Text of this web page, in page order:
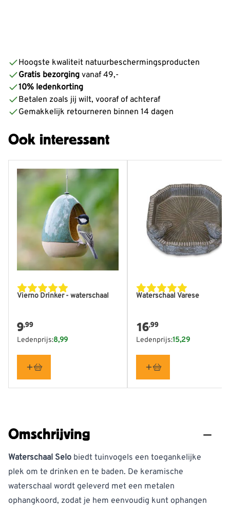
Hoogste kwaliteit natuurbeschermingsproducten
Gratis bezorging vanaf 49,-
10% ledenkorting
Betalen zoals jij wilt, vooraf of achteraf
Gemakkelijk retourneren binnen 14 dagen
Ook interessant
Vierno Drinker - waterschaal
9,99
Ledenprijs:8,99
Waterschaal Varese
16,99
Ledenprijs:15,29
Omschrijving
Waterschaal Selo biedt tuinvogels een toegankelijke
plek om te drinken en te baden. De keramische
waterschaal wordt geleverd met een metalen
ophangkoord, zodat je hem eenvoudig kunt ophangen